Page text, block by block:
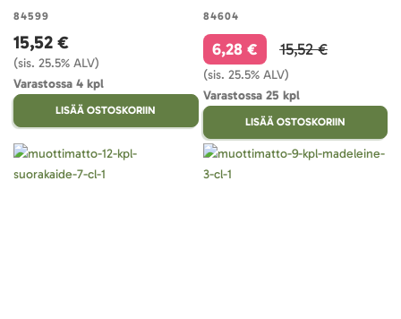
84599
15,52 €
(sis. 25.5% ALV)
Varastossa 4 kpl
LISÄÄ OSTOSKORIIN
84604
6,28 € 15,52 €
(sis. 25.5% ALV)
Varastossa 25 kpl
LISÄÄ OSTOSKORIIN